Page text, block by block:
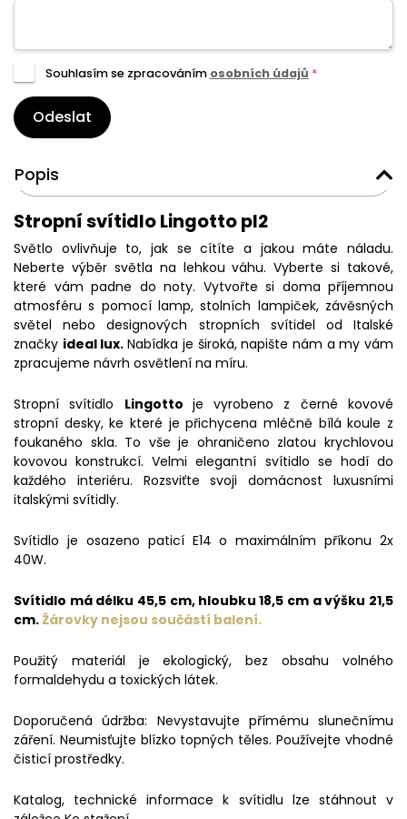
Souhlasím se zpracováním osobních údajů *
Odeslat
Popis
Stropní svítidlo Lingotto pl2
Světlo ovlivňuje to, jak se cítíte a jakou máte náladu.
Neberte výběr světla na lehkou váhu. Vyberte si takové,
které vám padne do noty. Vytvořte si doma příjemnou
atmosféru s pomocí lamp, stolních lampiček, závěsných
světel nebo designových stropních svítidel od Italské
značky ideal lux.Nabídka je široká, napište nám a my vám
zpracujeme návrh osvětlení na míru.
Stropní svítidlo Lingotto je vyrobeno z černé kovové
stropní desky, ke které je přichycena mléčně bílá koule z
foukaného skla. To vše je ohraničeno zlatou krychlovou
kovovou konstrukcí. Velmi elegantní svítidlo se hodí do
každého interiéru. Rozsviťte svoji domácnost luxusními
italskými svítidly.
Svítidlo je osazeno paticí E14 o maximálním příkonu 2x
40W.
Svítidlo má délku 45,5 cm, hloubku 18,5 cm a výšku 21,5
cm.Žárovky nejsou součástí balení.
Použitý materiál je ekologický, bez obsahu volného
formaldehydu a toxických látek.
Doporučená údržba: Nevystavujte přímému slunečnímu
záření. Neumisťujte blízko topných těles. Používejte vhodné
čisticí prostředky.
Katalog, technické informace k svítidlu lze stáhnout v